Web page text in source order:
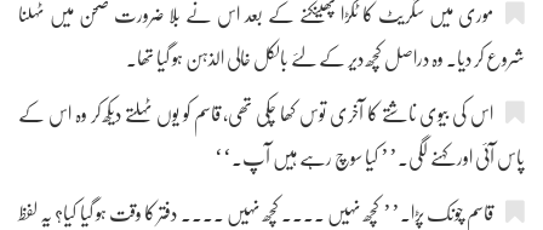
موری میں سگریٹ کا ٹکڑا پھینکنے کے بعد اس نے بلا ضرورت صحن میں ٹہلنا
شروع کر دیا۔ وہ دراصل کچھ دیر کے لئے بالکل خالی الذہن ہو گیا تھا۔
اس کی بیوی ناشتے کا آخری توس کھا چکی تھی، قاسم کو یوں ٹہلتے دیکھ کر وہ اس کے
پاس آئی اور کہنے لگی۔’’ کیا سوچ رہے ہیں آپ۔‘‘
قاسم چونک پڑا۔’’ کچھ نہیں .... کچھ نہیں .... دفتر کا وقت ہو گیا کیا؟ یہ لفظ